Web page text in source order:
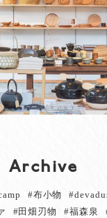
Archive
#布小物
#田畑刃物 #福森泉